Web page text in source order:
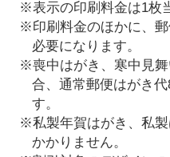
※表示の印刷料金は1枚
※印刷料金のほかに、
必要になります。
※喪中はがき、寒中見
合、通常郵便はがき
す。
※私製年賀はがき、私
かかりません。